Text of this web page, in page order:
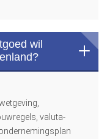
wil
valuta­